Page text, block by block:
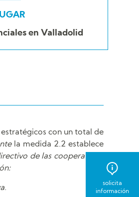
en Valladolid
con un total de
la medida 2.2 establece
de las cooperativas.
.
solicita
información